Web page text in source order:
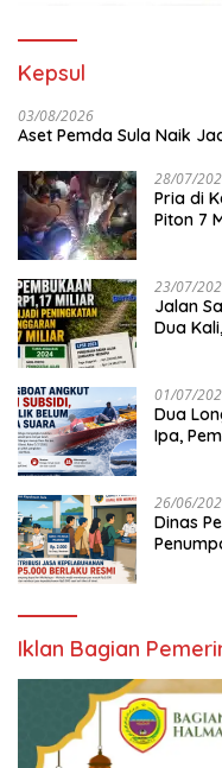
Kepsul
03/08/2026
Aset Pemda Sula Naik
28/07/
Pria di
Piton 7
23/07/
Jalan
Dua
01/07/
Dua
Ipa,
26/06/
Dinas
Iklan Bagian